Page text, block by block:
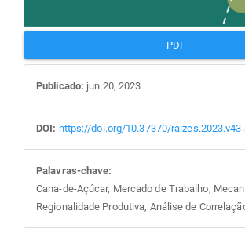
PDF
Publicado: jun 20, 2023
DOI: https://doi.org/10.37370/
Palavras-chave:
Cana-de-Açúcar, Mercado de Trabalho,
Regionalidade Produtiva, Análise de